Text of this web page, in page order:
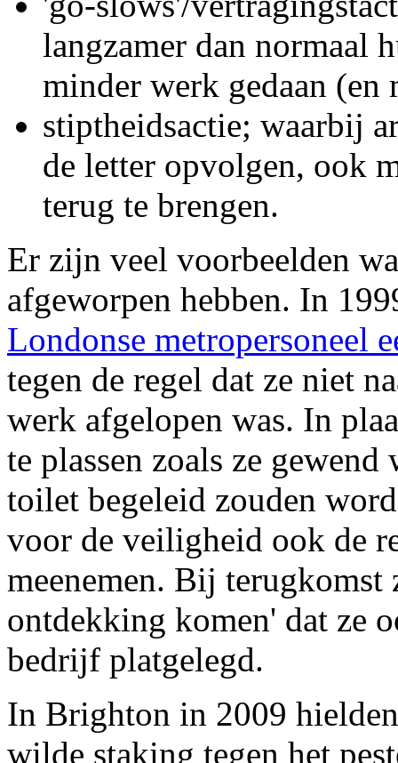
langzamer dan normaal
minder werk gedaan
stiptheidsactie; waarbij
de letter opvolgen, ook
terug te brengen.
Er zijn veel voorbeelden
afgeworpen hebben. In
Londonse metropersoneel
tegen de regel dat ze niet
werk afgelopen was. In
te plassen zoals ze gewend
toilet begeleid zouden
voor de veiligheid ook de
meenemen. Bij terugkomst
ontdekking komen' dat ze
bedrijf platgelegd.
In Brighton in 2009
wilde staking tegen het